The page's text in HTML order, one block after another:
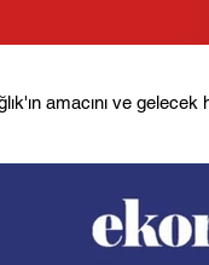
amacını ve gelecek